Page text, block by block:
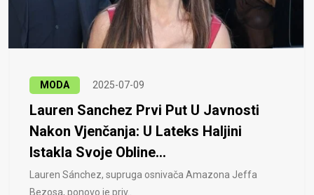
MODA 2025-07-09
Lauren Sanchez Prvi Put U Javnosti
Nakon Vjenčanja: U Lateks Haljini
Istakla Svoje Obline...
Lauren Sánchez, supruga osnivača Amazona Jeffa
Bezosa, ponovo je priv..